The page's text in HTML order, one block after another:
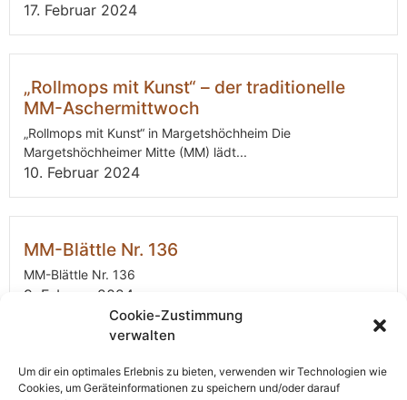
Cookie-Zustimmung
verwalten
Um dir ein optimales Erlebnis zu bieten, verwenden wir Technologien wie
Cookies, um Geräteinformationen zu speichern und/oder darauf
17. Februar 2024
„Rollmops mit Kunst“ – der traditionelle
MM-Aschermittwoch
„Rollmops mit Kunst“ in Margetshöchheim Die
Margetshöchheimer Mitte (MM) lädt...
10. Februar 2024
MM-Blättle Nr. 136
MM-Blättle Nr. 136
9. Februar 2024
Vorankündigung: „Rollmops mit Kunst“ 14.
Februar